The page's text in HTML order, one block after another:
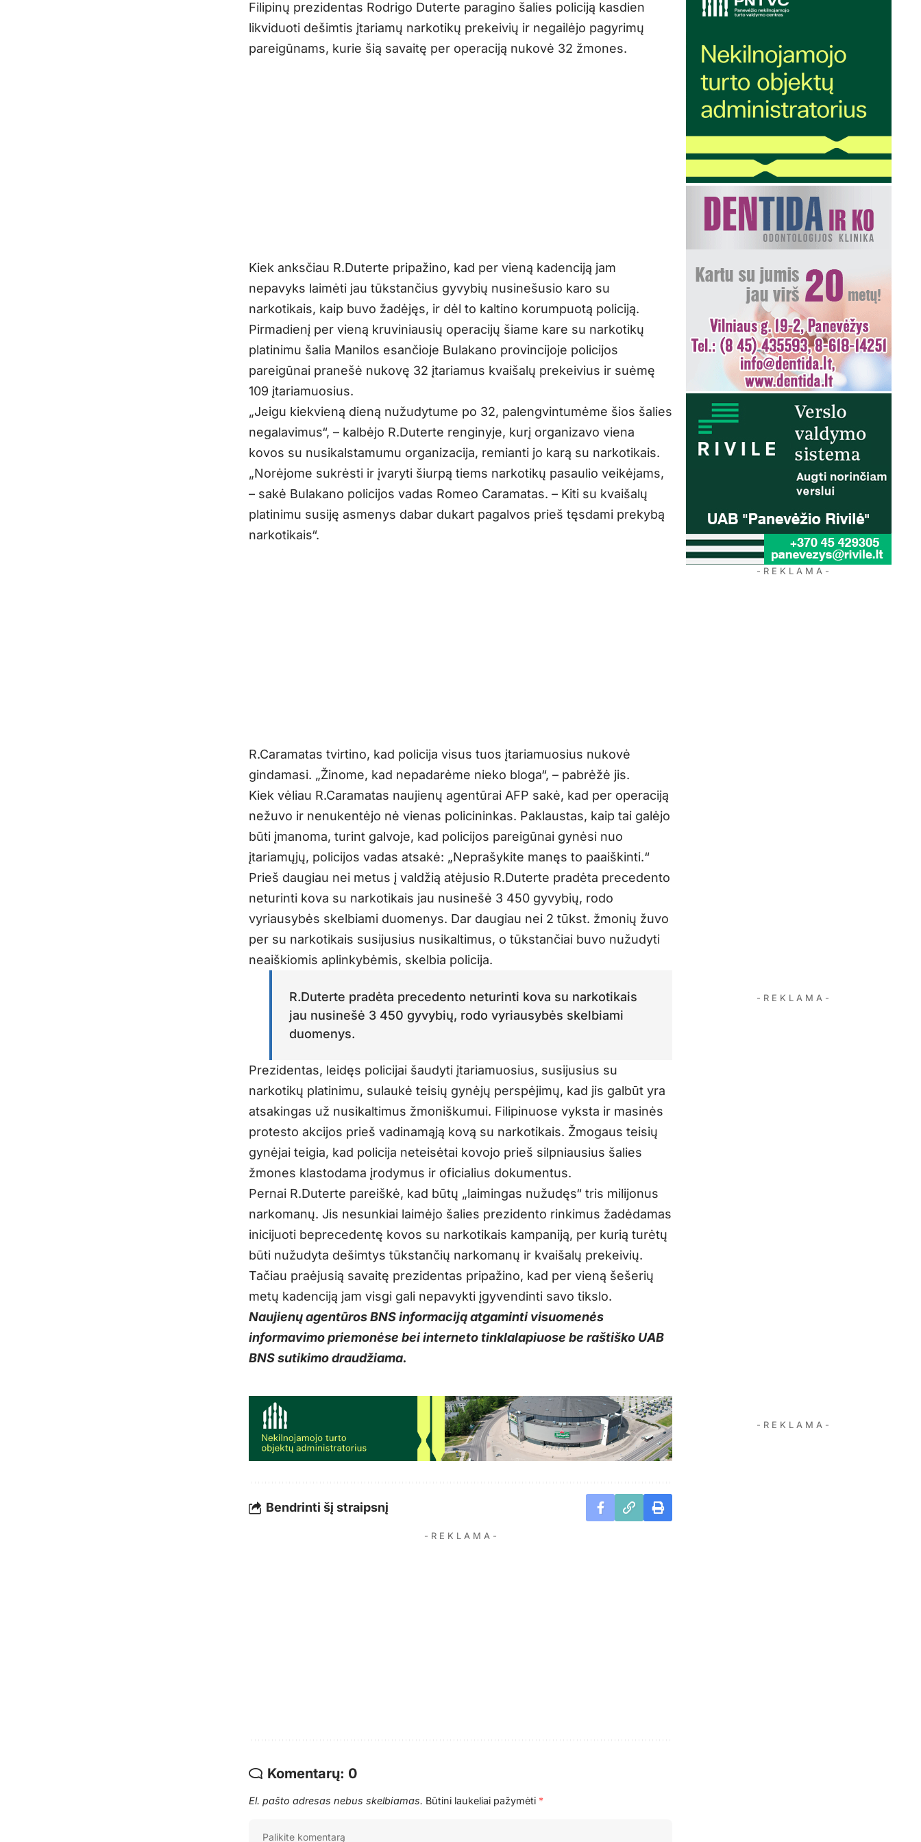
Filipinų prezidentas Rodrigo Duterte paragino šalies policiją kasdien
likviduoti dešimtis įtariamų narkotikų prekeivių ir negailėjo pagyrimų
pareigūnams, kurie šią savaitę per operaciją nukovė 32 žmones.
Kiek anksčiau R.Duterte pripažino, kad per vieną kadenciją jam
nepavyks laimėti jau tūkstančius gyvybių nusinešusio karo su
narkotikais, kaip buvo žadėjęs, ir dėl to kaltino korumpuotą policiją.
Pirmadienį per vieną kruviniausių operacijų šiame kare su narkotikų
platinimu šalia Manilos esančioje Bulakano provincijoje policijos
pareigūnai pranešė nukovę 32 įtariamus kvaišalų prekeivius ir suėmę
109 įtariamuosius.
„Jeigu kiekvieną dieną nužudytume po 32, palengvintumėme šios šalies
negalavimus“, – kalbėjo R.Duterte renginyje, kurį organizavo viena
kovos su nusikalstamumu organizacija, remianti jo karą su narkotikais.
„Norėjome sukrėsti ir įvaryti šiurpą tiems narkotikų pasaulio veikėjams,
– sakė Bulakano policijos vadas Romeo Caramatas. – Kiti su kvaišalų
platinimu susiję asmenys dabar dukart pagalvos prieš tęsdami prekybą
narkotikais“.
R.Caramatas tvirtino, kad policija visus tuos įtariamuosius nukovė
gindamasi. „Žinome, kad nepadarėme nieko bloga“, – pabrėžė jis.
Kiek vėliau R.Caramatas naujienų agentūrai AFP sakė, kad per operaciją
nežuvo ir nenukentėjo nė vienas policininkas. Paklaustas, kaip tai galėjo
būti įmanoma, turint galvoje, kad policijos pareigūnai gynėsi nuo
įtariamųjų, policijos vadas atsakė: „Neprašykite manęs to paaiškinti.“
Prieš daugiau nei metus į valdžią atėjusio R.Duterte pradėta precedento
neturinti kova su narkotikais jau nusinešė 3 450 gyvybių, rodo
vyriausybės skelbiami duomenys. Dar daugiau nei 2 tūkst. žmonių žuvo
per su narkotikais susijusius nusikaltimus, o tūkstančiai buvo nužudyti
neaiškiomis aplinkybėmis, skelbia policija.
R.Duterte pradėta precedento neturinti kova su narkotikais
jau nusinešė 3 450 gyvybių, rodo vyriausybės skelbiami
duomenys.
Prezidentas, leidęs policijai šaudyti įtariamuosius, susijusius su
narkotikų platinimu, sulaukė teisių gynėjų perspėjimų, kad jis galbūt yra
atsakingas už nusikaltimus žmoniškumui. Filipinuose vyksta ir masinės
protesto akcijos prieš vadinamąją kovą su narkotikais. Žmogaus teisių
gynėjai teigia, kad policija neteisėtai kovojo prieš silpniausius šalies
žmones klastodama įrodymus ir oficialius dokumentus.
Pernai R.Duterte pareiškė, kad būtų „laimingas nužudęs“ tris milijonus
narkomanų. Jis nesunkiai laimėjo šalies prezidento rinkimus žadėdamas
inicijuoti beprecedentę kovos su narkotikais kampaniją, per kurią turėtų
būti nužudyta dešimtys tūkstančių narkomanų ir kvaišalų prekeivių.
Tačiau praėjusią savaitę prezidentas pripažino, kad per vieną šešerių
metų kadenciją jam visgi gali nepavykti įgyvendinti savo tikslo.
Naujienų agentūros BNS informaciją atgaminti visuomenės
informavimo priemonėse bei interneto tinklalapiuose be raštiško UAB
BNS sutikimo draudžiama.
Bendrinti šį straipsnį
- R E K L A M A -
Komentarų: 0
El. pašto adresas nebus skelbiamas. Būtini laukeliai pažymėti *
- R E K L A M A -
- R E K L A M A -
- R E K L A M A -